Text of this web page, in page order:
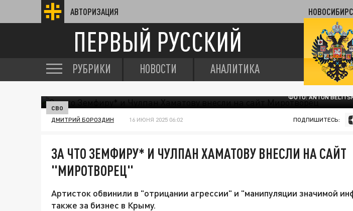
АВТОРИЗАЦИЯ
ПЕРВЫЙ РУССКИЙ
РУБРИКИ НОВОСТИ АНАЛИТИКА
ФОТО: ANTON
СВО
ДМИТРИЙ БОРОЗДИН 16 ИЮНЯ 2025 06:02 ПОДПИШИТЕСЬ:
ЗА ЧТО ЗЕМФИРУ* И ЧУЛПАН ХАМАТОВУ ВНЕСЛИ НА САЙТ
"МИРОТВОРЕЦ"
Артисток обвинили в "отрицании агрессии" и "манипуляции значимой
также за бизнес в Крыму.